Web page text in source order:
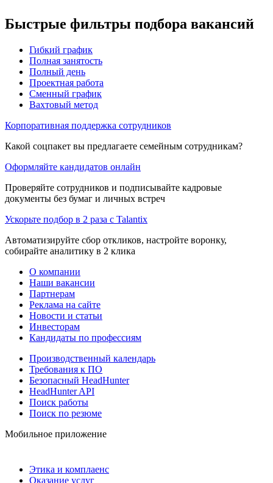
Быстрые фильтры подбора вакансий
Гибкий график
Полная занятость
Полный день
Проектная работа
Сменный график
Вахтовый метод
Корпоративная поддержка сотрудников
Какой соцпакет вы предлагаете семейным сотрудникам?
Оформляйте кандидатов онлайн
Проверяйте сотрудников и подписывайте кадровые
документы без бумаг и личных встреч
Ускорьте подбор в 2 раза с Talantix
Автоматизируйте сбор откликов, настройте воронку,
собирайте аналитику в 2 клика
О компании
Наши вакансии
Партнерам
Реклама на сайте
Новости и статьи
Инвесторам
Кандидаты по профессиям
Производственный календарь
Требования к ПО
Безопасный HeadHunter
HeadHunter API
Поиск работы
Поиск по резюме
Мобильное приложение
Этика и комплаенс
Оказание услуг